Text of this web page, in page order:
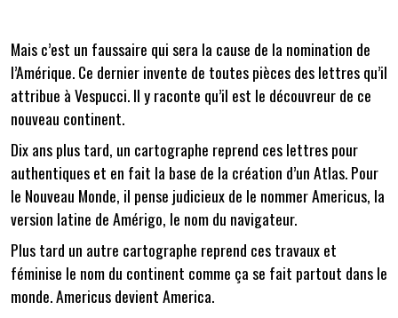
Mais c’est un faussaire qui sera la cause de la nomination de
l’Amérique. Ce dernier invente de toutes pièces des lettres qu’il
attribue à Vespucci. Il y raconte qu’il est le découvreur de ce
nouveau continent.
Dix ans plus tard, un cartographe reprend ces lettres pour
authentiques et en fait la base de la création d’un Atlas. Pour
le Nouveau Monde, il pense judicieux de le nommer Americus, la
version latine de Amérigo, le nom du navigateur.
Plus tard un autre cartographe reprend ces travaux et
féminise le nom du continent comme ça se fait partout dans le
monde. Americus devient America.